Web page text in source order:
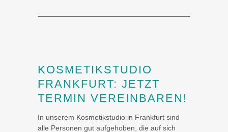
KOSMETIKSTUDIO
FRANKFURT: JETZT
TERMIN VEREINBAREN!
In unserem Kosmetikstudio in Frankfurt sind
alle Personen gut aufgehoben, die auf sich